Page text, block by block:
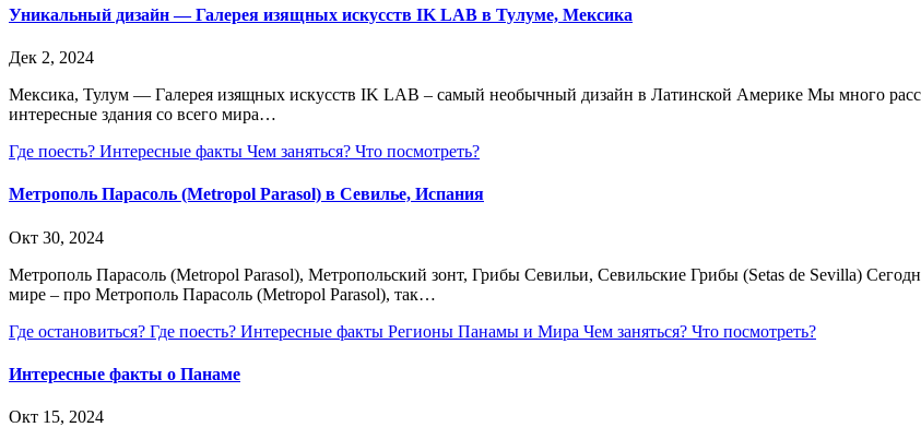
Уникальный дизайн — Галерея изящных искусств IK LAB в Тулуме, Мексика
Дек 2, 2024
Мексика, Тулум — Галерея изящных искусств IK LAB – самый необычный дизайн в Латинской Америке Мы много
интересные здания со всего мира…
Где поесть? Интересные факты Чем заняться? Что посмотреть?
Метрополь Парасоль (Metropol Parasol) в Севилье, Испания
Окт 30, 2024
Метрополь Парасоль (Metropol Parasol), Метропольский зонт, Грибы Севильи, Севильские Грибы (Setas de Sevilla)
мире – про Метрополь Парасоль (Metropol Parasol), так…
Где остановиться? Где поесть? Интересные факты Регионы Панамы и Мира Чем заняться? Что посмотреть?
Интересные факты о Панаме
Окт 15, 2024